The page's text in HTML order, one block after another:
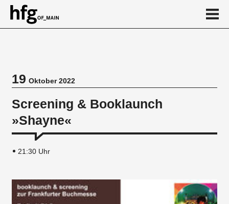
19Oktober 2022
Screening & Booklaunch
»Shayne«
21:30 Uhr